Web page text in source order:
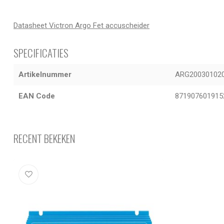
Datasheet Victron Argo Fet accuscheider
SPECIFICATIES
Artikelnummer
EAN Code
RECENT BEKEKEN